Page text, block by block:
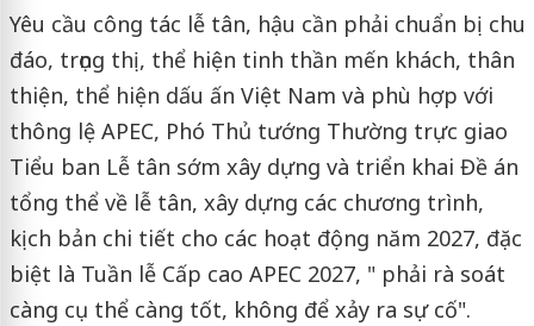
Yêu cầu công tác lễ tân, hậu cần phải chuẩn bị chu
đáo, trọng thị, thể hiện tinh thần mến khách, thân
thiện, thể hiện dấu ấn Việt Nam và phù hợp với
thông lệ APEC, Phó Thủ tướng Thường trực giao
Tiểu ban Lễ tân sớm xây dựng và triển khai Đề án
tổng thể về lễ tân, xây dựng các chương trình,
kịch bản chi tiết cho các hoạt động năm 2027, đặc
biệt là Tuần lễ Cấp cao APEC 2027, " phải rà soát
càng cụ thể càng tốt, không để xảy ra sự cố".